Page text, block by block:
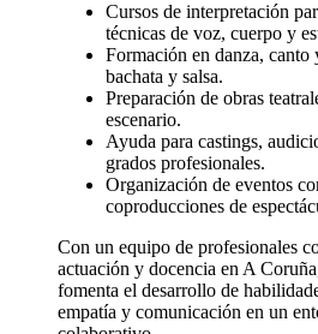
Cursos de interpretación
técnicas de voz, cuerpo y
Formación en danza,
bachata y salsa.
Preparación de obras
escenario.
Ayuda para castings,
grados profesionales.
Organización de eventos
coproducciones de
Con un equipo de profesionales
actuación y docencia en A
fomenta el desarrollo de
empatía y comunicación en un